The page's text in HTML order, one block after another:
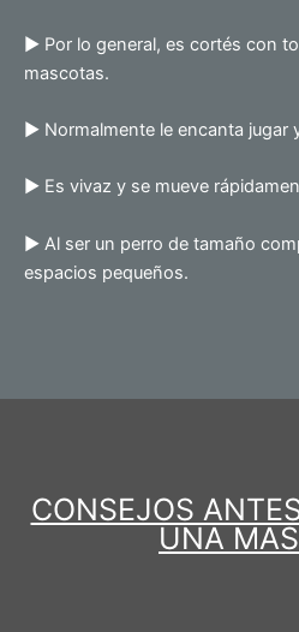
► Por lo general, es cortés con
mascotas.
► Normalmente le encanta jugar
► Es vivaz y se mueve
► Al ser un perro de tamaño
espacios pequeños.
CONSEJOS
UNA